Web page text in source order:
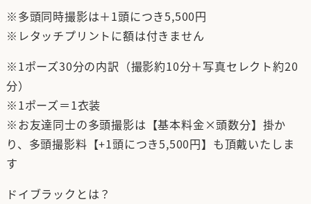
※多頭同時撮影は＋1頭につき5,500円
※レタッチプリントに額は付きません
※1ポーズ30分の内訳（撮影約10分＋写真セレクト約20
分）
※1ポーズ＝1衣装
※お友達同士の多頭撮影は【基本料金×頭数分】掛か
り、多頭撮影料【+1頭につき5,500円】も頂戴いたしま
す
ドイブラックとは？